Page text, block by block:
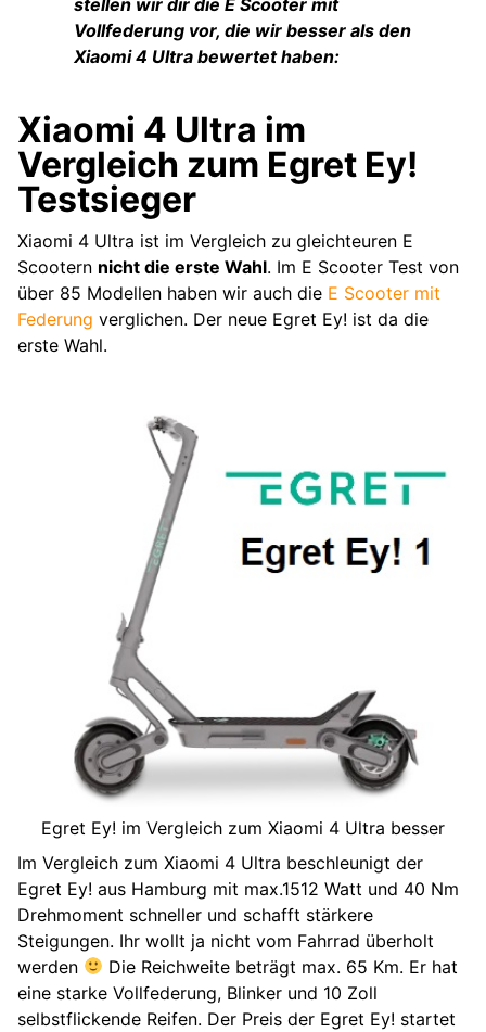
Vollfederung vor, die wir besser als den
Xiaomi 4 Ultra bewertet haben:
Xiaomi 4 Ultra im
Vergleich zum Egret Ey!
Testsieger
Xiaomi 4 Ultra ist im Vergleich zu gleichteuren E
Scootern nicht die erste Wahl. Im E Scooter Test von
über 85 Modellen haben wir auch die E Scooter mit
Federung verglichen. Der neue Egret Ey! ist da die
erste Wahl.
Egret Ey! im Vergleich zum Xiaomi 4 Ultra besser
Im Vergleich zum Xiaomi 4 Ultra beschleunigt der
Egret Ey! aus Hamburg mit max.1512 Watt und 40 Nm
Drehmoment schneller und schafft stärkere
Steigungen. Ihr wollt ja nicht vom Fahrrad überholt
werden
Die Reichweite beträgt max. 65 Km. Er hat
eine starke Vollfederung, Blinker und 10 Zoll
selbstflickende Reifen. Der Preis der Egret Ey! startet